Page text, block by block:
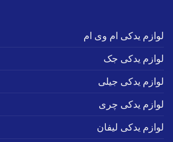
لوازم یدکی ام وی ام
لوازم یدکی جک
لوازم یدکی جیلی
لوازم یدکی چری
لوازم یدکی لیفان